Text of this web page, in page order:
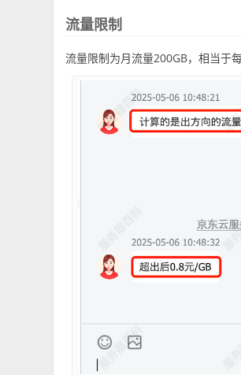
流量限制
流量限制为月流量200GB，相当于